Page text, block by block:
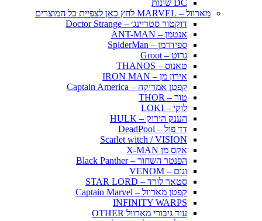
DC שונות
מארוול – MARVEL לחץ כאן לצפיית כל המוצרים
דוקטור סטריינג׳ – Doctor Strange
אנטמן – ANT-MAN
ספידרמן – SpiderMan
גרוט – Groot
טאנוס – THANOS
אירון מן – IRON MAN
קפטן אמריקה – Captain America
טור – THOR
לוקי – LOKI
הענק הירוק – HULK
דד פול – DeadPool
Scarlet witch / VISION
אקס מן X-MAN
הפנטר השחור – Black Panther
ונום – VENOM
סטאר לורד – STAR LORD
קפטן מארוול – Captain Marvel
INFINITY WARPS
עוד גיבורי מארוול OTHER